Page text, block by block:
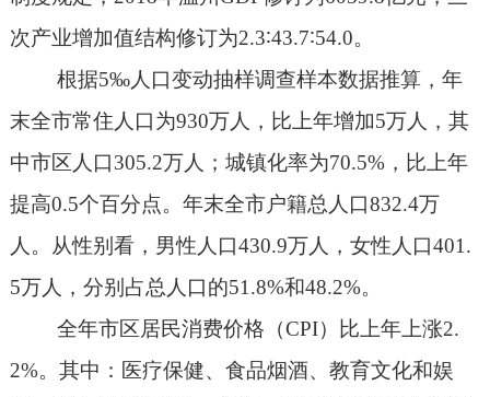
次产业增加值结构修订为2.3∶43.7∶54.0。
根据5‰人口变动抽样调查样本数据推算，年
末全市常住人口为930万人，比上年增加5万人，其
中市区人口305.2万人；城镇化率为70.5%，比上年
提高0.5个百分点。年末全市户籍总人口832.4万
人。从性别看，男性人口430.9万人，女性人口401.
5万人，分别占总人口的51.8%和48.2%。
全年市区居民消费价格（CPI）比上年上涨2.
2%。其中：医疗保健、食品烟酒、教育文化和娱